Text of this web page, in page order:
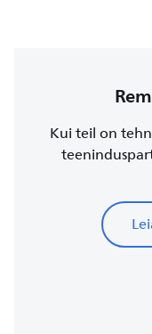
Kui teil on